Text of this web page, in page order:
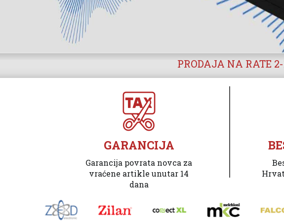
PRODAJA NA RATE
GARANCIJA
Garancija povrata novca za
vraćene artikle unutar 14
dana